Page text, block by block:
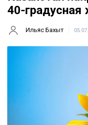
40-
Ильяс Бахыт